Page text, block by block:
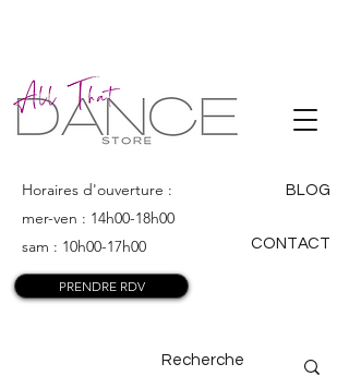
ALL THAT
DANCE
Horaires d'ouverture :
mer-ven : 14h00-18h00
sam : 10h00-17h00
BLOG
CONTACT
PRENDRE RDV